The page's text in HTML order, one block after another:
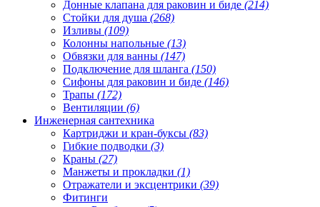
Донные клапана для раковин и биде (214)
Стойки для душа (268)
Изливы (109)
Колонны напольные (13)
Обвязки для ванны (147)
Подключение для шланга (150)
Сифоны для раковин и биде (146)
Трапы (172)
Вентиляции (6)
Инженерная сантехника
Картриджи и кран-буксы (83)
Гибкие подводки (3)
Краны (27)
Манжеты и прокладки (1)
Отражатели и эксцентрики (39)
Фитинги